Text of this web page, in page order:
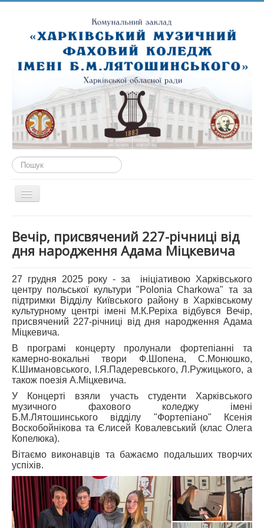
Пошук...
Перемикач
ПРО НАС
АБІТУРІЄНТУ
СТУДЕНТУ
КАБІНЕТ МЕТОДИСТА
НАВЧАЛЬНО-ВИХОВНА РОБОТА
МИСТЕЦЬКІ ПРОЄКТИ
БІБЛІОТЕКА, ФОНОТЕКА
МИСТЕЦЬКА ШКОЛА ПРИ ХМФК
Вечір, присвячений 227-річниці від
дня народження Адама Міцкевича
27 грудня 2025 року - за ініціативою Харківського
центру польської культури "Polonia Charkowa" та за
підтримки Відділу Київського району в Харківському
культурному центрі імені М.К.Реріха відбувся Вечір,
присвячений 227-річниці від дня народження Адама
Міцкевича.
В програмі концерту пролунали фортепіанні та
камерно-вокальні твори Ф.Шопена, С.Монюшко,
К.Шимановського, І.Я.Падеревського, Л.Ружицького, а
також поезія А.Міцкевича.
У Концерті взяли участь студенти Харківського
музичного фахового коледжу імені
Б.М.Лятошинського відділу "Фортепіано" Ксенія
Воскобойнікова та Єлисей Ковалевський (клас Олега
Копелюка).
Вітаємо виконавців та бажаємо подальших творчих
успіхів.